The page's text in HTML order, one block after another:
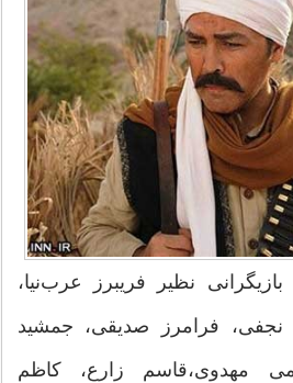
نظیر فریبرز عرب‌نیا،
نجفی، فرامرز صدیقی، جمشید
مهدوی،قاسم زارع، کاظم